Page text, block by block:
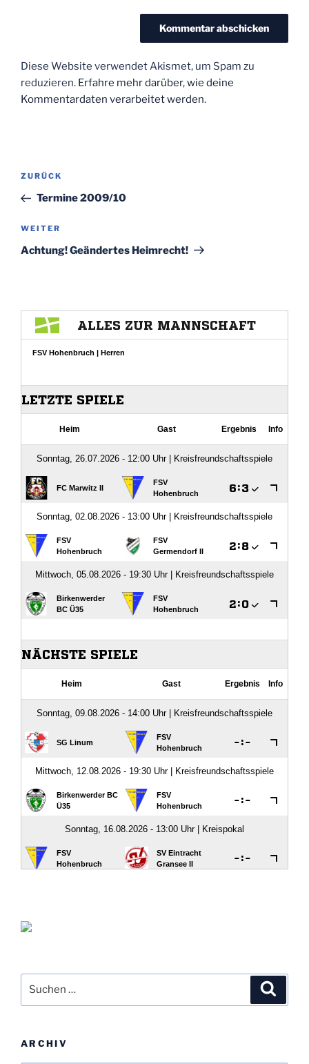
Diese Website verwendet Akismet, um Spam zu
reduzieren. Erfahre mehr darüber, wie deine
Kommentardaten verarbeitet werden.
Beitragsnavigation
Vorheriger
Beitrag
ZURÜCK
Termine 2009/10
Nächster
Beitrag
WEITER
Achtung! Geändertes Heimrecht!
nach:
ARCHIV